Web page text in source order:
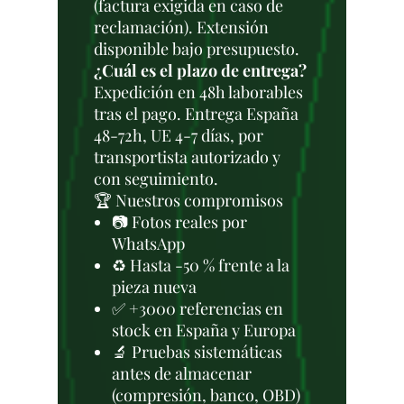
(factura exigida en caso de
reclamación). Extensión
disponible bajo presupuesto.
¿Cuál es el plazo de entrega?
Expedición en 48h laborables
tras el pago. Entrega España
48-72h, UE 4-7 días, por
transportista autorizado y
con seguimiento.
🏆 Nuestros compromisos
📷 Fotos reales por
WhatsApp
♻️ Hasta -50 % frente a la
pieza nueva
✅ +3000 referencias en
stock en España y Europa
🔬 Pruebas sistemáticas
antes de almacenar
(compresión, banco, OBD)